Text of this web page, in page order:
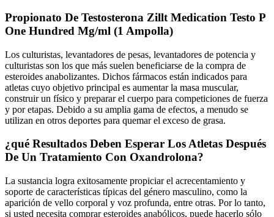
Propionato De Testosterona Zillt Medication Testo P
One Hundred Mg/ml (1 Ampolla)
Los culturistas, levantadores de pesas, levantadores de potencia y
culturistas son los que más suelen beneficiarse de la compra de
esteroides anabolizantes. Dichos fármacos están indicados para
atletas cuyo objetivo principal es aumentar la masa muscular,
construir un físico y preparar el cuerpo para competiciones de fuerza
y por etapas. Debido a su amplia gama de efectos, a menudo se
utilizan en otros deportes para quemar el exceso de grasa.
¿qué Resultados Deben Esperar Los Atletas Después
De Un Tratamiento Con Oxandrolona?
La sustancia logra exitosamente propiciar el acrecentamiento y
soporte de características típicas del género masculino, como la
aparición de vello corporal y voz profunda, entre otras. Por lo tanto,
si usted necesita comprar esteroides anabólicos, puede hacerlo sólo